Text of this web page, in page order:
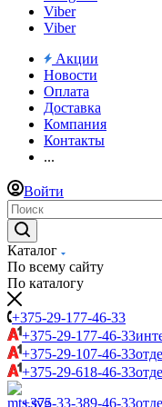
Viber
Viber
Акции
Новости
Оплата
Доставка
Компания
Контакты
...
Войти
Каталог
По всему сайту
По каталогу
+375-29-177-46-33
+375-29-177-46-33
+375-29-107-46-33
+375-29-618-46-33
+375-33-389-46-33